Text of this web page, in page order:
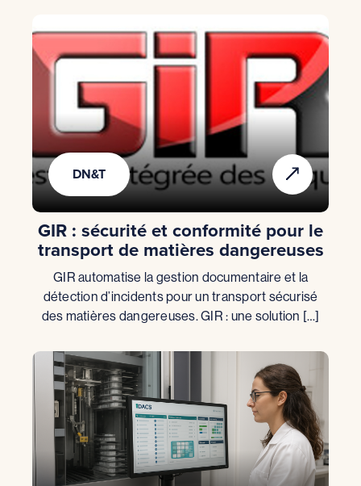
DN&T
GIR : sécurité et conformité pour le
transport de matières dangereuses
GIR automatise la gestion documentaire et la
détection d’incidents pour un transport sécurisé
des matières dangereuses. GIR : une solution […]